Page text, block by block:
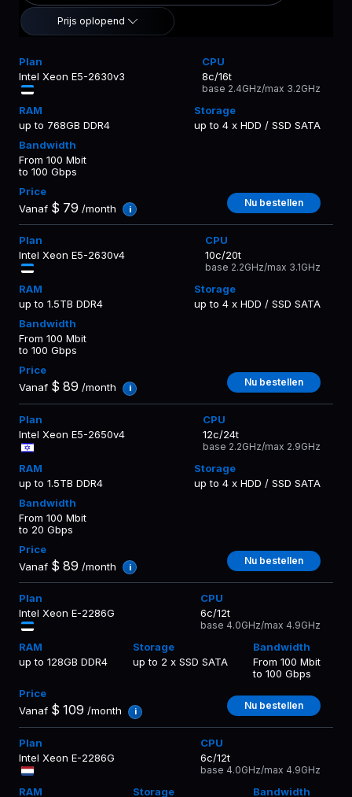
Prijs oplopend
Intel Xeon E5-2630v3 8c/16t
base 2.4GHz/max 3.2GHz
up to 768GB DDR4 up to 4 x HDD / SSD SATA
From 100 Mbit
to 100 Gbps
Vanaf $ 79 /month i
Nu bestellen
Intel Xeon E5-2630v4 10c/20t
base 2.2GHz/max 3.1GHz
up to 1.5TB DDR4 up to 4 x HDD / SSD SATA
From 100 Mbit
to 100 Gbps
Vanaf $ 89 /month i
Nu bestellen
Intel Xeon E5-2650v4 12c/24t
base 2.2GHz/max 2.9GHz
up to 1.5TB DDR4 up to 4 x HDD / SSD SATA
From 100 Mbit
to 20 Gbps
Vanaf $ 89 /month i
Nu bestellen
Intel Xeon E-2286G 6c/12t
base 4.0GHz/max 4.9GHz
up to 128GB DDR4 up to 2 x SSD SATA
From 100 Mbit
to 100 Gbps
Vanaf $ 109 /month i
Nu bestellen
Intel Xeon E-2286G 6c/12t
base 4.0GHz/max 4.9GHz